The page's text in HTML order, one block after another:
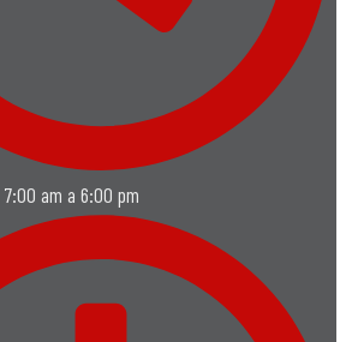
7:00 am a 6:00 pm